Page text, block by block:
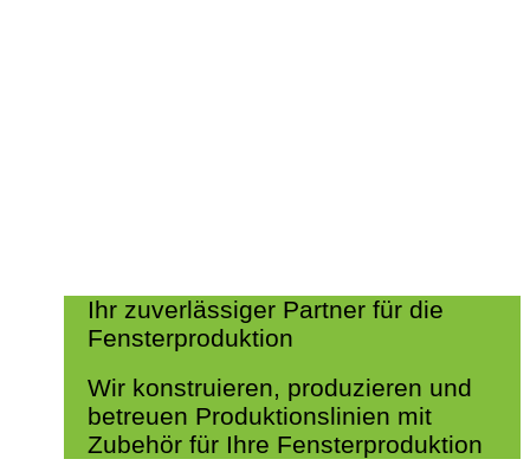
Ihr zuverlässiger Partner für die
Fensterproduktion
Wir konstruieren, produzieren und
betreuen Produktionslinien mit
Zubehör für Ihre Fensterproduktion